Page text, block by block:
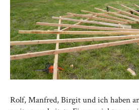
Rolf, Manfred, Birgit und ich haben